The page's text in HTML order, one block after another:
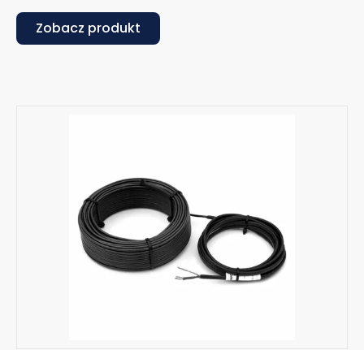
Zobacz produkt